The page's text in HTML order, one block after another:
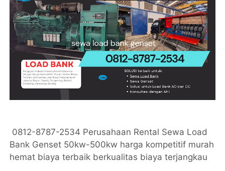
0812-8787-2534 Perusahaan Rental Sewa Load
Bank Genset 50kw-500kw harga kompetitif murah
hemat biaya terbaik berkualitas biaya terjangkau